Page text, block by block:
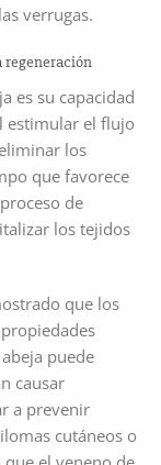
verrugas.
regeneración
es su capacidad
estimular el flujo
los
que favorece
de
los tejidos
que los
puede
causar
a prevenir
cutáneos o